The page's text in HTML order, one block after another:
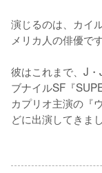
演じるのは、カイ
メリカ人の俳優です
彼はこれまで、J
ブナイルSF『
カプリオ主演の『
どに出演してきまし